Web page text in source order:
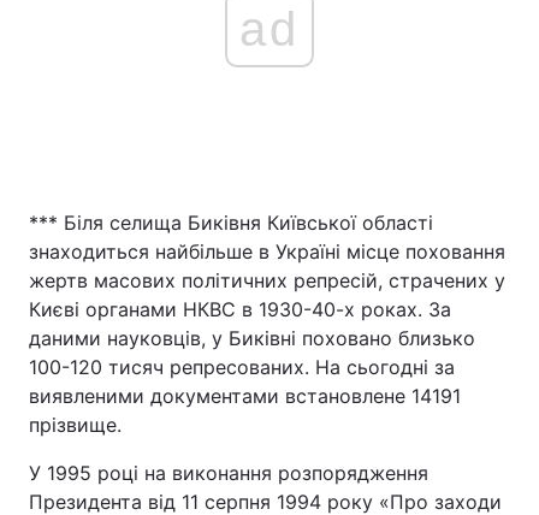
ad
*** Біля селища Биківня Київської області
знаходиться найбільше в Україні місце поховання
жертв масових політичних репресій, страчених у
Києві органами НКВС в 1930-40-х роках. За
даними науковців, у Биківні поховано близько
100-120 тисяч репресованих. На сьогодні за
виявленими документами встановлене 14191
прізвище.
У 1995 році на виконання розпорядження
Президента від 11 серпня 1994 року «Про заходи